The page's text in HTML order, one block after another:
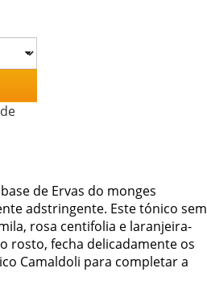
de Ervas do monges
adstringente. Este tónico sem
rosa centifolia e laranjeira-
rosto, fecha delicadamente os
Camaldoli para completar a